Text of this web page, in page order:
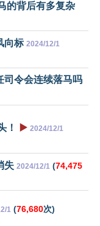
的背后有多复杂
向标 2024/12/1
司令会连续落马吗
！ ▶️ 2024/12/1
失 2024/12/1 (74,475
1 (76,680次)